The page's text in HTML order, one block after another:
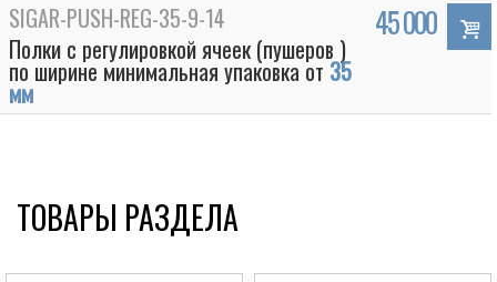
SIGAR-PUSH-REG-35-9-14
Полки с регулировкой ячеек (пушеров )
по ширине минимальная упаковка от 35
мм
45 000
ТОВАРЫ РАЗДЕЛА